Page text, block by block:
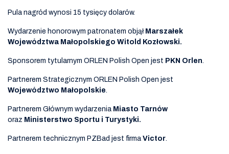
Pula nagród wynosi 15 tysięcy dolarów.
Wydarzenie honorowym patronatem objął Marszałek
Województwa Małopolskiego Witold Kozłowski.
Sponsorem tytularnym ORLEN Polish Open jest PKN Orlen.
Partnerem Strategicznym ORLEN Polish Open jest
Województwo Małopolskie.
Partnerem Głównym wydarzenia Miasto Tarnów
oraz Ministerstwo Sportu i Turystyki.
Partnerem technicznym PZBad jest firma Victor.